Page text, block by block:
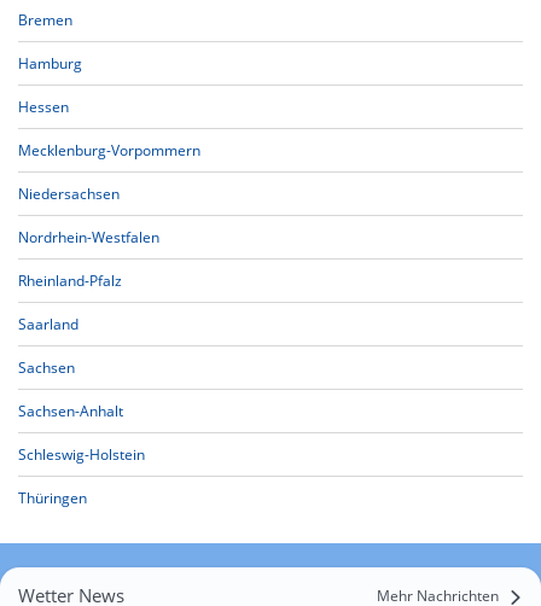
Bremen
Hamburg
Hessen
Mecklenburg-Vorpommern
Niedersachsen
Nordrhein-Westfalen
Rheinland-Pfalz
Saarland
Sachsen
Sachsen-Anhalt
Schleswig-Holstein
Thüringen
Wetter News Mehr Nachrichten